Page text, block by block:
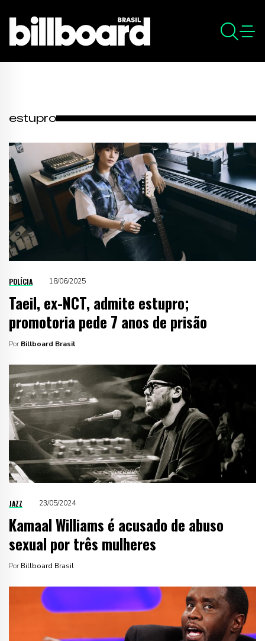
estupro
POLÍCIA 18/06/2025
Taeil, ex-NCT, admite estupro;
promotoria pede 7 anos de prisão
Por Billboard Brasil
JAZZ 23/05/2024
Kamaal Williams é acusado de abuso
sexual por três mulheres
Por Billboard Brasil